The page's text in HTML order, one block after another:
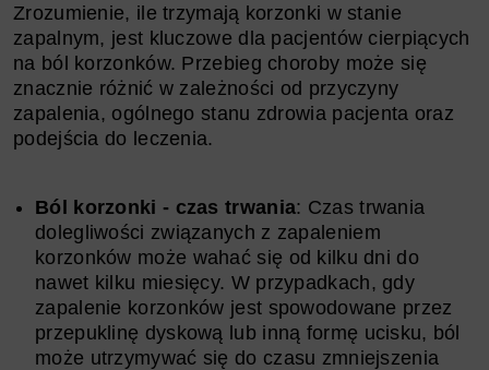
Zrozumienie, ile trzymają korzonki w stanie
zapalnym, jest kluczowe dla pacjentów cierpiących
na ból korzonków. Przebieg choroby może się
znacznie różnić w zależności od przyczyny
zapalenia, ogólnego stanu zdrowia pacjenta oraz
podejścia do leczenia.
Ból korzonki - czas trwania: Czas trwania
dolegliwości związanych z zapaleniem
korzonków może wahać się od kilku dni do
nawet kilku miesięcy. W przypadkach, gdy
zapalenie korzonków jest spowodowane przez
przepuklinę dyskową lub inną formę ucisku, ból
może utrzymywać się do czasu zmniejszenia